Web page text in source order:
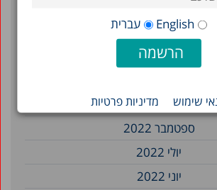
English עברית
שימוש מדיניות פרטיות
פברואר 2023
ינואר 2023
נובמבר 2022
ספטמבר 2022
יולי 2022
יוני 2022